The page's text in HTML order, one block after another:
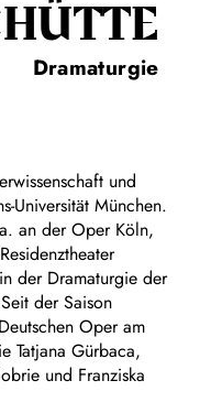
Dramaturgie
und
Universität München.
an der Oper Köln,
der Dramaturgie der
der Saison
Oper am
Tatjana Gürbaca,
und Franziska